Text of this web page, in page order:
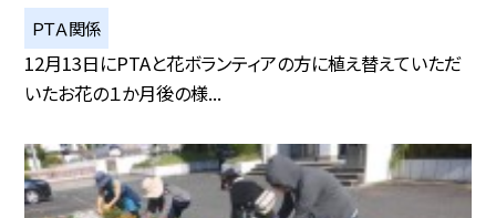
ＰＴＡ関係
12月13日にPTAと花ボランティアの方に植え替えていただ
いたお花の１か月後の様...